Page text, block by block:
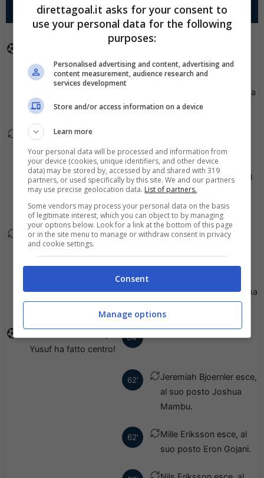
2° TEMPO
fatto centro!
Viene mostrato il giallo a
Alexandros Pantelidis.
Julius Johansson esce,
al suo posto Hugo Tilly.
82'
Marc Manchon esce, al
suo posto Elvis
Hansson.
79'
Kevin Liimatainen esce,
al suo posto Ibrahim
Adewale.
66'
Goal - Shalom Ekong ha
64'
Yusuf ha fatto centro!
62'
Jeremiah Bjoernler esce,
al suo posto Joshua
Mambu.
62'
Mille Eriksson esce, al
suo posto Eron Gojani.
Con i pronostici dei migliori Tipster!
Scarica su Google Play
direttagoal.it asks for your consent to
use your personal data for the following
purposes:
Personalised advertising and content, advertising and
content measurement, audience research and
services development
Store and/or access information on a device
Learn more
Your personal data will be processed and information from
your device (cookies, unique identifiers, and other device
data) may be stored by, accessed by and shared with 319
partners, or used specifically by this site. We and our partners
may use precise geolocation data. List of partners.
Some vendors may process your personal data on the basis
of legitimate interest, which you can object to by managing
your options below. Look for a link at the bottom of this page
or in the site menu to manage or withdraw consent in privacy
and cookie settings.
Consent
Manage options